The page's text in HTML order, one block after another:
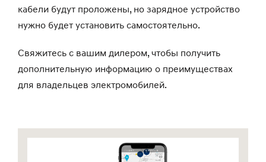
кабели будут проложены, но зарядное устройство
нужно будет установить самостоятельно.
Свяжитесь с вашим дилером, чтобы получить
дополнительную информацию о преимуществах
для владельцев электромобилей.